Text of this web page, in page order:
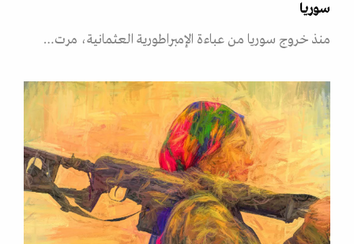
سوريا
منذ خروج سوريا من عباءة الإمبراطورية العثمانية، مرت…